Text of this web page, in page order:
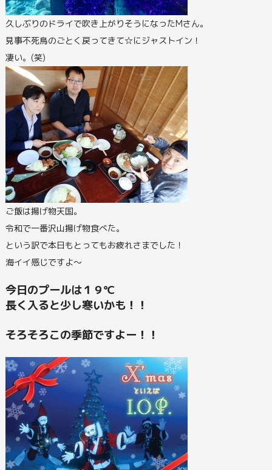
久しぶりのドライで吹き上がりそうになったMさん。
見事不死鳥のごとく戻ってきて☆にジャストイン！
凄い。(笑)
ご飯は揚げ物天国。
令和で一番沢山揚げ物食べた。
という訳で本日もとってもお疲れさまでした！
海イイ感じですよ～
今日のプールは１９℃
長く入ると少し寒いかも！！
そろそろこの季節ですよー！！